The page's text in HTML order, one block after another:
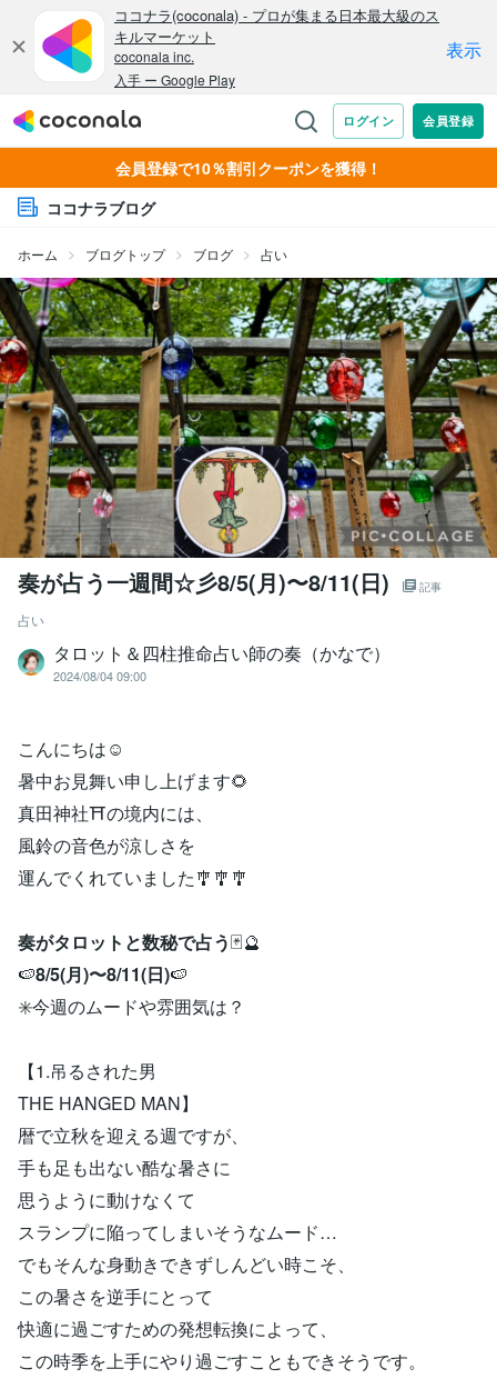
会員登録で10％割引クーポンを獲得！
ココナラブログ
ホーム ブログトップ ブログ 占い
奏が占う一週間☆彡8/5(月)〜8/11(日) 記事
占い
タロット＆四柱推命占い師の奏（かなで）
2024/08/04 09:00
こんにちは☺️
暑中お見舞い申し上げます🌻
真田神社⛩️の境内には、
風鈴の音色が涼しさを
運んでくれていました🎐🎐🎐
奏がタロットと数秘で占う🃏🔮
🍉8/5(月)〜8/11(日)🍉
✳️今週のムードや雰囲気は？
【1.吊るされた男
THE HANGED MAN】
暦で立秋を迎える週ですが、
手も足も出ない酷な暑さに
思うように動けなくて
スランプに陥ってしまいそうなムード…
でもそんな身動きできずしんどい時こそ、
この暑さを逆手にとって
快適に過ごすための発想転換によって、
この時季を上手にやり過ごすこともできそうです。